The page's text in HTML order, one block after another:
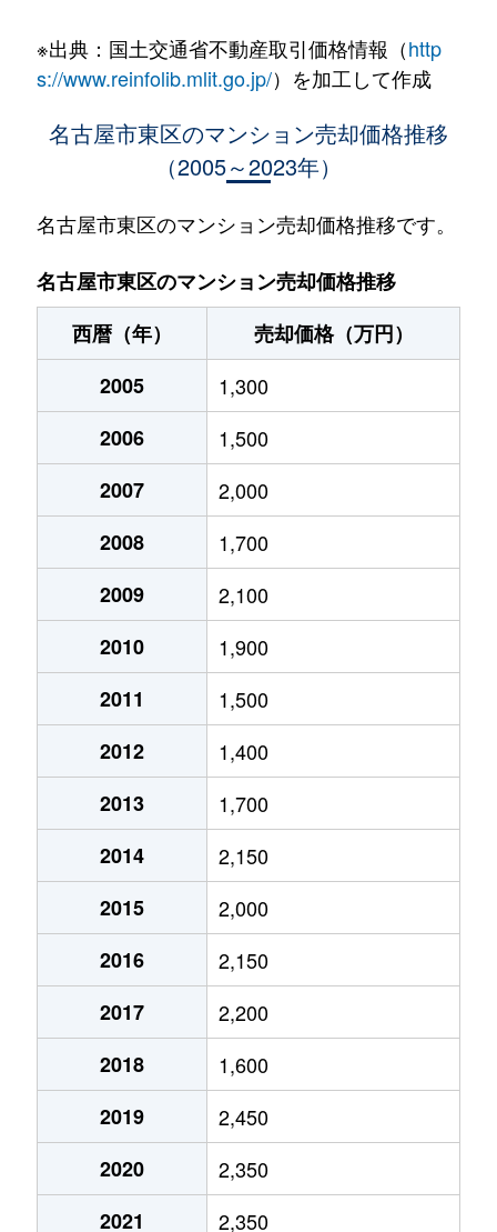
葵
5,000万円
千種
4,200万円
高岳
泉
1,100万円
高岳
泉
1,400万円
高岳
4,500万円
高岳
650万円
7,500万円
1,300万円
3,500万円
1,500万円
1,200万円
5,000万円
1,400万円
400万円
1,800万円
1,300万円
3,000万円
1,400万円
5,200万円
5,900万円
1,800万円
※出典：国土交通省不動産取引価格情報（http
s://www.reinfolib.mlit.go.jp/）を加工して作成
名古屋市東区のマンション売却価格推移
（2005～2023年）
名古屋市東区のマンション売却価格推移です。
名古屋市東区のマンション売却価格推移
西暦（年）
売却価格（万円）
2005
1,300
2006
1,500
2007
2,000
2008
1,700
2009
2,100
2010
1,900
2011
1,500
2012
1,400
2013
1,700
2014
2,150
2015
2,000
2016
2,150
2017
2,200
2018
1,600
2019
2,450
2020
2,350
2021
2,350